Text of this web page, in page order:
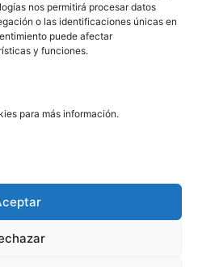
nos permitirá procesar datos
o las identificaciones únicas en
puede afectar
y funciones.
para más información.
| Films
| Play
| LAB
Noticias
Legal